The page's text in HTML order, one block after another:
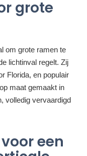
grote
om grote ramen te
lichtinval regelt. Zij
Florida, en populair
maat gemaakt in
volledig vervaardigd
een